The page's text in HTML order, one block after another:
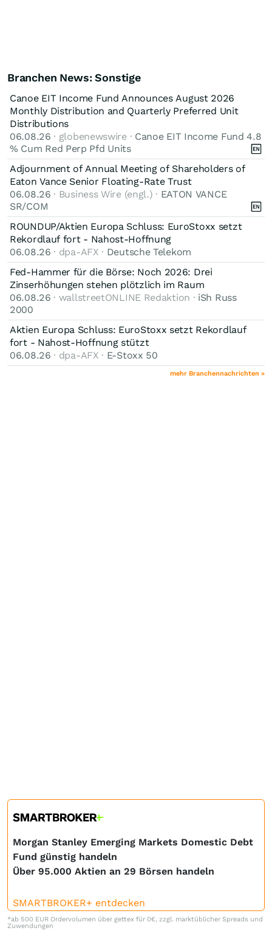
Branchen News: Sonstige
Canoe EIT Income Fund Announces August 2026
Monthly Distribution and Quarterly Preferred Unit
Distributions
06.08.26 · globenewswire · Canoe EIT Income Fund 4.8
% Cum Red Perp Pfd Units
Adjournment of Annual Meeting of Shareholders of
Eaton Vance Senior Floating-Rate Trust
06.08.26 · Business Wire (engl.) · EATON VANCE
SR/COM
ROUNDUP/Aktien Europa Schluss: EuroStoxx setzt
Rekordlauf fort - Nahost-Hoffnung
06.08.26 · dpa-AFX · Deutsche Telekom
Fed-Hammer für die Börse: Noch 2026: Drei
Zinserhöhungen stehen plötzlich im Raum
06.08.26 · wallstreetONLINE Redaktion · iSh Russ
2000
Aktien Europa Schluss: EuroStoxx setzt Rekordlauf
fort - Nahost-Hoffnung stützt
06.08.26 · dpa-AFX · E-Stoxx 50
mehr Branchennachrichten »
Morgan Stanley Emerging Markets Domestic Debt
Fund günstig handeln
Über 95.000 Aktien an 29 Börsen handeln
SMARTBROKER+ entdecken
*ab 500 EUR Ordervolumen über gettex für 0€, zzgl. marktüblicher Spreads und
Zuwendungen